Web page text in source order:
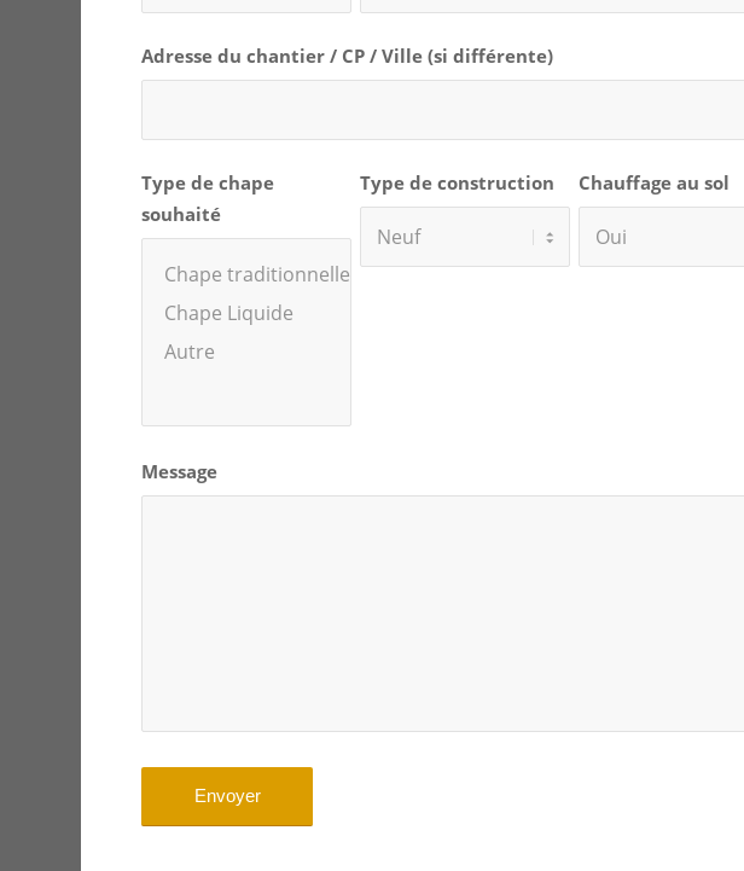
Adresse du chantier / CP / Ville (si différente)
Type de chape
souhaité
Type de construction Chauffage au sol
Message